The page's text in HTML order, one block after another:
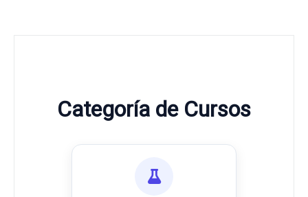
Categoría de Cursos